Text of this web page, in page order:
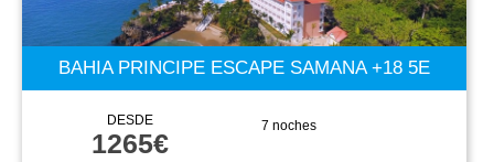
BAHIA PRINCIPE ESCAPE SAMANA +18 5E
DESDE
1265€
7 noches